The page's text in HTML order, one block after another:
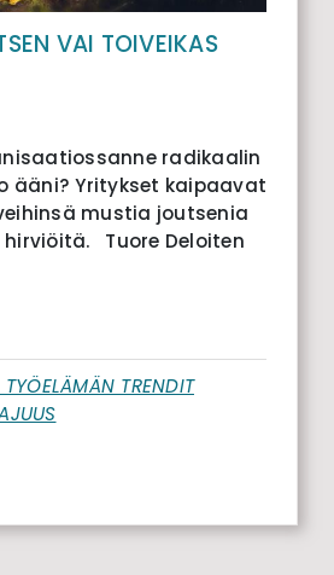
VAI TOIVEIKAS
radikaalin
ääni? Yritykset kaipaavat
mustia joutsenia
Tuore Deloiten
TYÖELÄMÄN TRENDIT